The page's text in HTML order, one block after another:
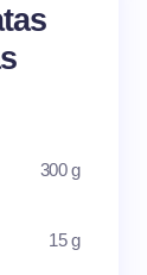
300 g
15 g